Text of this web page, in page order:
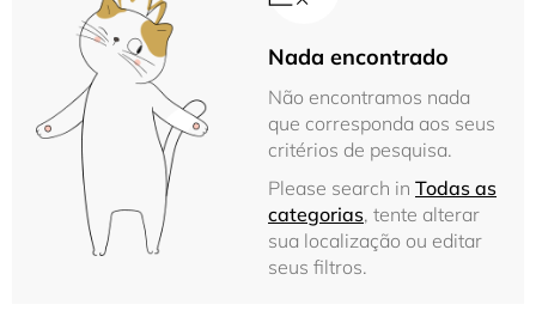
Nada encontrado
Não encontramos nada
que corresponda aos seus
critérios de pesquisa.
Please search in Todas as
categorias, tente alterar
sua localização ou editar
seus filtros.